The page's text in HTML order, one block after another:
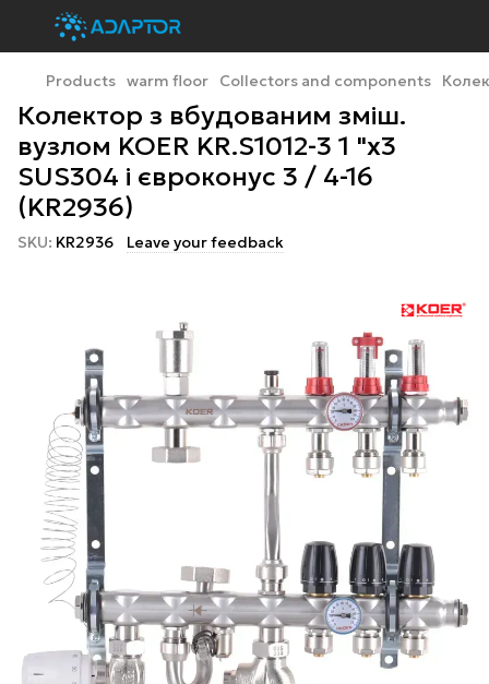
Products warm floor Collectors and components
Колектор з вбудованим зміш.
вузлом KOER KR.S1012-3 1 "х3
SUS304 і євроконус 3 / 4-16
(KR2936)
SKU: KR2936 Leave your feedback